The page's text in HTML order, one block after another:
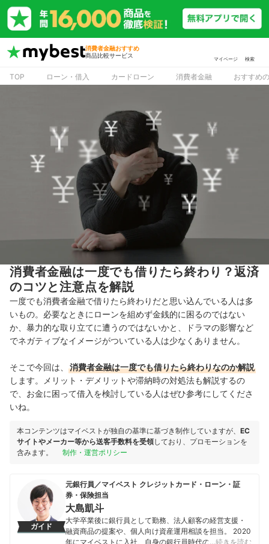
消費者金融おすすめ
商品比較サービス
マイページ 検索
TOP ローン・借入 カードローン 消費者金融 おすすめ
消費者金融は一度でも借りたら終わり？返済
のコツと注意点を解説
一度でも消費者金融で借りたら終わりだと思い込んでいる人は多
いもの。必要なときにローンを組めず金銭的に困るのではない
か、暴力的な取り立てに遭うのではないかと、ドラマの影響など
でネガティブなイメージがついている人は少なくありません。
そこで今回は、
消費者金融は一度でも借りたら終わりなのか解説
します。メリット・デメリットや滞納時の対処法も解説するの
で、お金に困って借入を検討している人はぜひ参考にしてくださ
いね。
本コンテンツはマイベストが独自の基準に基づき制作していますが、 EC
サイトやメーカー等から送客手数料を受領しており、プロモーションを
含みます。
制作・運営ポリシー
ガイド
元銀行員／マイベスト クレジットカード・ローン・証
券・保険担当
大島凱斗
大学卒業後に銀行員として勤務、法人顧客の経営支援・
融資商品の提案や、個人向け資産運用相談を担当。 2020
年にマイベストに入社、自身の銀行員時代の経験を活か
…続きを読む